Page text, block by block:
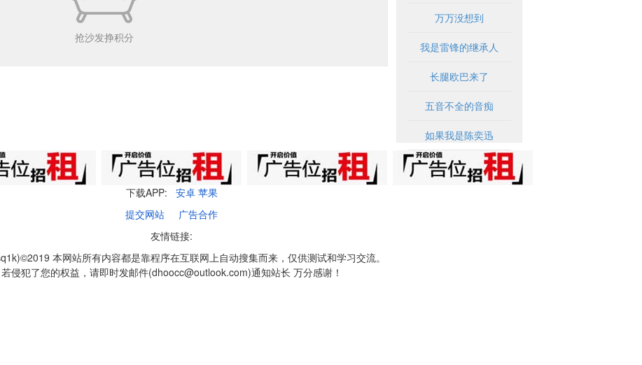
抢沙发挣积分
万万没想到
我是雷锋的继承人
长腿欧巴来了
五音不全的音痴
如果我是陈奕迅
下载APP: 安卓 苹果
提交网站
广告合作
友情链接:
本网站所有内容都是靠程序在互联网上自动搜集而来，仅供测试和学习交流。
若侵犯了您的权益，请即时发邮件(dhoocc@outlook.com)通知站长 万分感谢！